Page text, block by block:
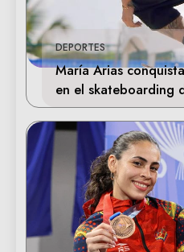
DEPORTES
María Arias
en el skateboarding
Centroamericanos